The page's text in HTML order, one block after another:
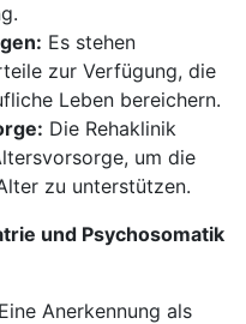
Es stehen
zur Verfügung, die
Leben bereichern.
Die Rehaklinik
um die
zu unterstützen.
und Psychosomatik
Eine Anerkennung als